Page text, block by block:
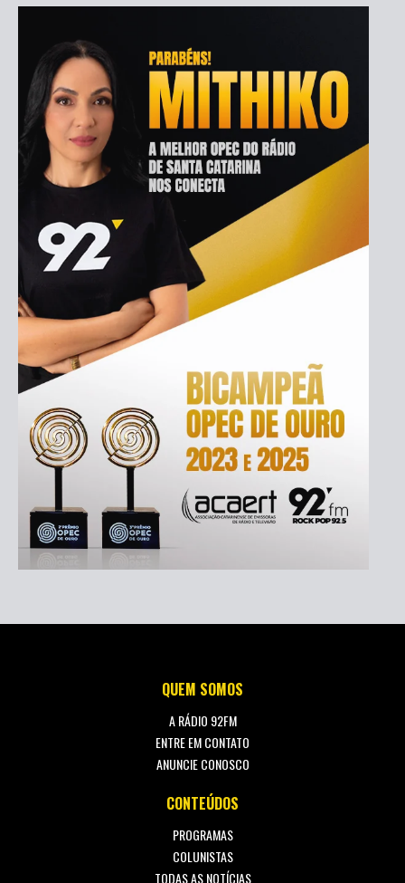
QUEM SOMOS
A RÁDIO 92FM
ENTRE EM CONTATO
ANUNCIE CONOSCO
CONTEÚDOS
PROGRAMAS
COLUNISTAS
TODAS AS NOTÍCIAS